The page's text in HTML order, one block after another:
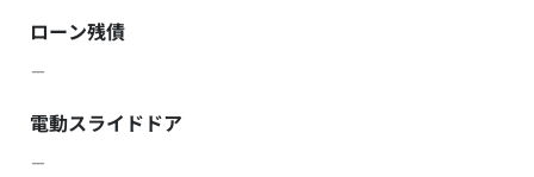
ローン残債
－
電動スライドドア
－